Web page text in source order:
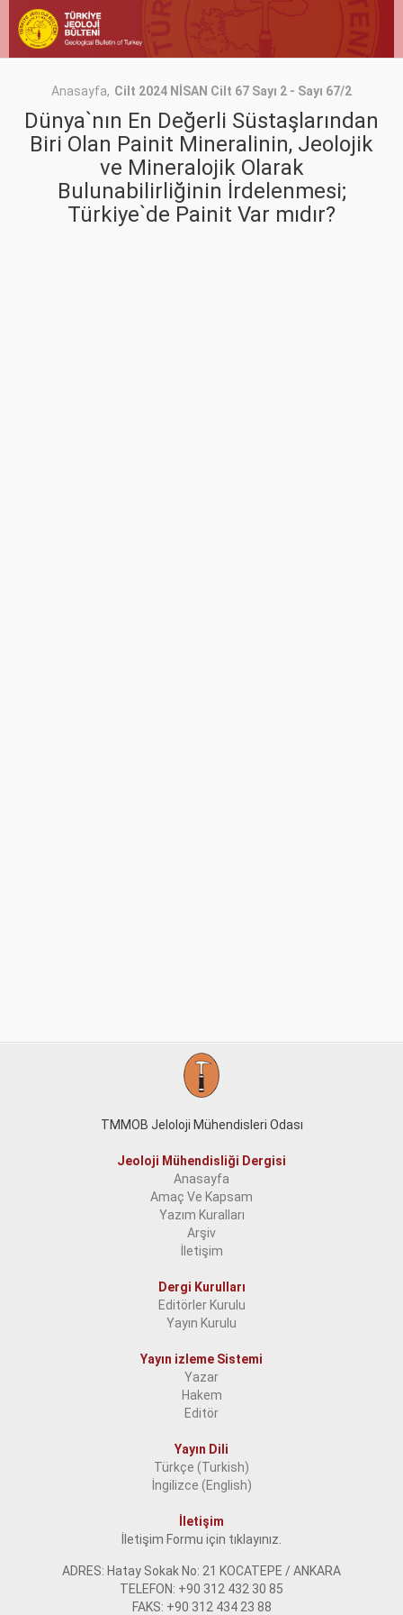
Anasayfa Cilt 2024 NİSAN Cilt 67 Sayı 2 - Sayı 67/2
Dünya`nın En Değerli Süstaşlarından
Biri Olan Painit Mineralinin, Jeolojik
ve Mineralojik Olarak
Bulunabilirliğinin İrdelenmesi;
Türkiye`de Painit Var mıdır?
TMMOB Jeloloji Mühendisleri Odası
Jeoloji Mühendisliği Dergisi
Anasayfa
Amaç Ve Kapsam
Yazım Kuralları
Arşiv
İletişim
Dergi Kurulları
Editörler Kurulu
Yayın Kurulu
Yayın izleme Sistemi
Yazar
Hakem
Editör
Yayın Dili
Türkçe (Turkish)
İngilizce (English)
İletişim
İletişim Formu için tıklayınız.
ADRES: Hatay Sokak No: 21 KOCATEPE / ANKARA
TELEFON: +90 312 432 30 85
FAKS: +90 312 434 23 88